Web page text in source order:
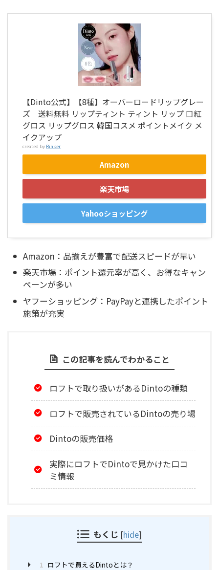
【Dinto公式】【8種】オーバーロードリップグレー
ズ 送料無料 リップティント ティント リップ 口紅
グロス リップグロス 韓国コスメ ポイントメイク メ
イクアップ
created by Rinker
Amazon
楽天市場
Yahooショッピング
Amazon：品揃えが豊富で配送スピードが早い
楽天市場：ポイント還元率が高く、お得なキャン
ペーンが多い
ヤフーショッピング：PayPayと連携したポイント
施策が充実
この記事を読んでわかること
ロフトで取り扱いがあるDintoの種類
ロフトで販売されているDintoの売り場
Dintoの販売価格
実際にロフトでDintoで見かけた口コ
ミ情報
もくじ [hide]
1 ロフトで買えるDintoとは？